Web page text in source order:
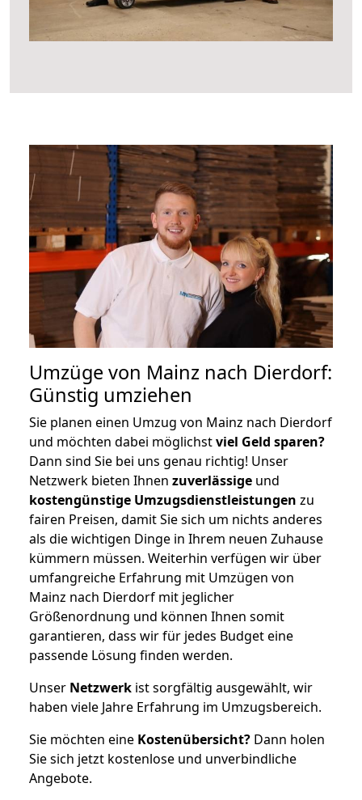
Umzüge von Mainz nach Dierdorf:
Günstig umziehen
Sie planen einen Umzug von Mainz nach Dierdorf
und möchten dabei möglichstviel Geld sparen?
Dann sind Sie bei uns genau richtig! Unser
Netzwerk bieten Ihnen zuverlässige und
kostengünstige Umzugsdienstleistungen zu
fairen Preisen, damit Sie sich um nichts anderes
als die wichtigen Dinge in Ihrem neuen Zuhause
kümmern müssen. Weiterhin verfügen wir über
umfangreiche Erfahrung mit Umzügen von
Mainz nach Dierdorf mit jeglicher
Größenordnung und können Ihnen somit
garantieren, dass wir für jedes Budget eine
passende Lösung finden werden.
Unser Netzwerk ist sorgfältig ausgewählt, wir
haben viele Jahre Erfahrung im Umzugsbereich.
Sie möchten eine Kostenübersicht? Dann holen
Sie sich jetzt kostenlose und unverbindliche
Angebote.